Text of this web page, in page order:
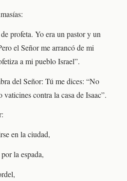
profeta. Yo era un pastor y un
el Señor me arrancó de mi
a mi pueblo Israel”.
del Señor: Tú me dices: “No
contra la casa de Isaac”.
en la ciudad,
la espada,